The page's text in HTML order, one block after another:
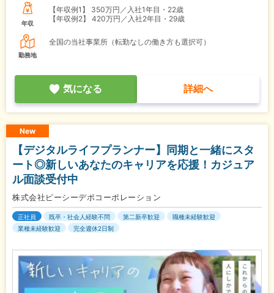
年収
【年収例1】
350万円／入社1年目・22歳
【年収例2】
420万円／入社2年目・29歳
勤務地
全国の当社事業所（転勤なしの働き方も選択可）
気になる 詳細へ
New
【デジタルライフプランナー】同期と一緒にスタ
ート◎新しいあなたのキャリアを応援！カジュア
ル面談受付中
株式会社ピーシーデポコーポレーション
正社員 既卒・社会人経験不問 第二新卒歓迎
職種未経験歓迎
業種未経験歓迎
完全週休2日制